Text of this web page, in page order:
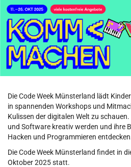
Zum
Haupt-
Inhalt
springen
Code
Week
Münsterland
Die Code Week Münsterland lädt
in spannenden Workshops und
Kulissen der digitalen Welt zu
und Software kreativ werden und ihre
Hacken und Programmieren
Die Code Week Münsterland findet in
Oktober 2025 statt.